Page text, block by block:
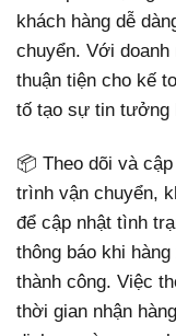
khách hàng dễ
chuyển. Với
thuận tiện cho kế
tố tạo sự tin tưởng
📦 Theo dõi và
trình vận chuyển,
để cập nhật tình
thông báo khi
thành công. Việc
thời gian nhận